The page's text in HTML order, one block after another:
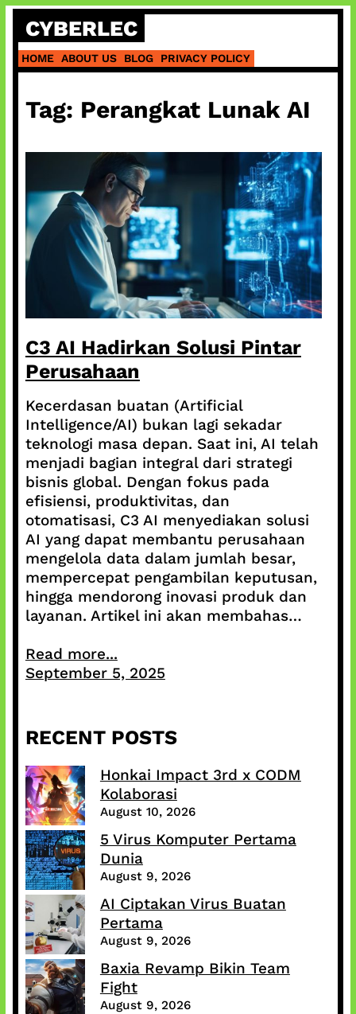
Skip
content
CYBERLEC
HOME ABOUT US BLOG PRIVACY POLICY
Tag: Perangkat Lunak AI
C3 AI Hadirkan Solusi Pintar
Perusahaan
Kecerdasan buatan (Artificial
Intelligence/AI) bukan lagi sekadar
teknologi masa depan. Saat ini, AI telah
menjadi bagian integral dari strategi
bisnis global. Dengan fokus pada
efisiensi, produktivitas, dan
otomatisasi, C3 AI menyediakan solusi
AI yang dapat membantu perusahaan
mengelola data dalam jumlah besar,
mempercepat pengambilan keputusan,
hingga mendorong inovasi produk dan
layanan. Artikel ini akan membahas…
Read more...
September 5, 2025
RECENT POSTS
Honkai Impact 3rd x CODM
Kolaborasi
August 10, 2026
5 Virus Komputer Pertama
Dunia
August 9, 2026
AI Ciptakan Virus Buatan
Pertama
August 9, 2026
Baxia Revamp Bikin Team
Fight
August 9, 2026